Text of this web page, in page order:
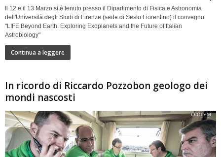
Il 12 e il 13 Marzo si è tenuto presso il Dipartimento di Fisica e Astronomia
dell'Università degli Studi di Firenze (sede di Sesto Fiorentino) il convegno
"LIFE Beyond Earth. Exploring Exoplanets and the Future of Italian
Astrobiology"
Continua a leggere
In ricordo di Riccardo Pozzobon geologo dei
mondi nascosti